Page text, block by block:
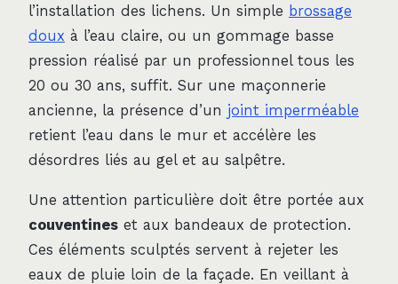
l’installation des lichens. Un simple brossage
doux à l’eau claire, ou un gommage basse
pression réalisé par un professionnel tous les
20 ou 30 ans, suffit. Sur une maçonnerie
ancienne, la présence d’un joint imperméable
retient l’eau dans le mur et accélère les
désordres liés au gel et au salpêtre.
Une attention particulière doit être portée aux
couventines et aux bandeaux de protection.
Ces éléments sculptés servent à rejeter les
eaux de pluie loin de la façade. En veillant à